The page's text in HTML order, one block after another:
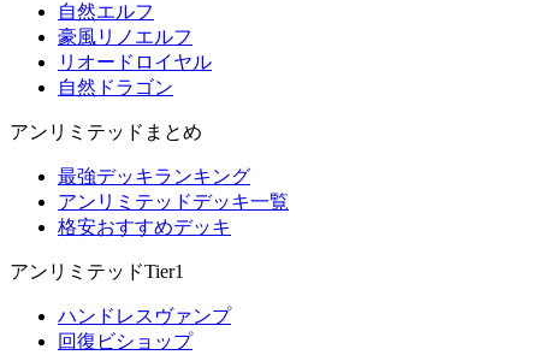
自然エルフ
豪風リノエルフ
リオードロイヤル
自然ドラゴン
アンリミテッドまとめ
最強デッキランキング
アンリミテッドデッキ一覧
格安おすすめデッキ
アンリミテッドTier1
ハンドレスヴァンプ
回復ビショップ